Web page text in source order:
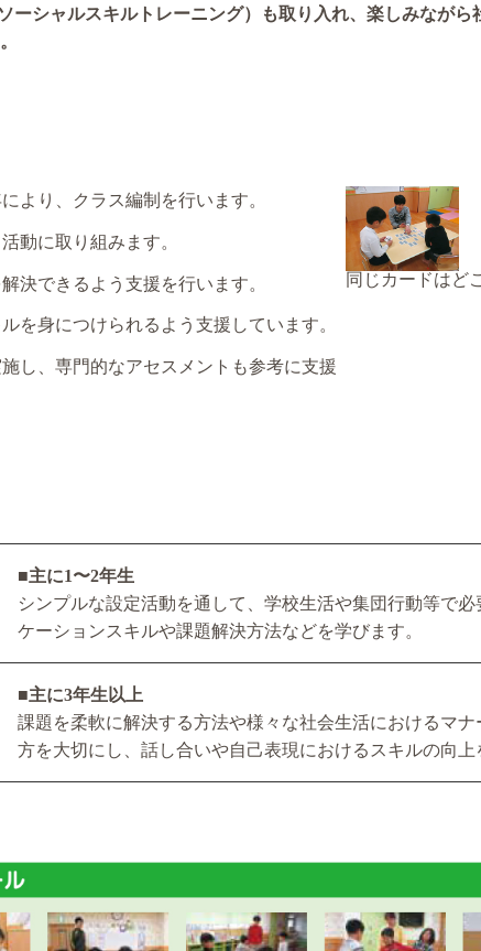
ーシャルスキルトレーニング）も取り入れ、楽しみなが
より、クラス編制を行います。
動に取り組みます。
決できるよう支援を行います。
を身につけられるよう支援しています。
し、専門的なアセスメントも参考に支援
同じカードはど
■主に1〜2年生
シンプルな設定活動を通して、学校生活や集団行動等で
ケーションスキルや課題解決方法などを学びます。
■主に3年生以上
課題を柔軟に解決する方法や様々な社会生活におけるマナ
方を大切にし、話し合いや自己表現におけるスキルの向上